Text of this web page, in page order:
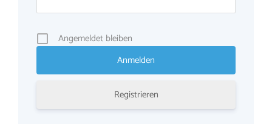
Angemeldet bleiben
Registrieren